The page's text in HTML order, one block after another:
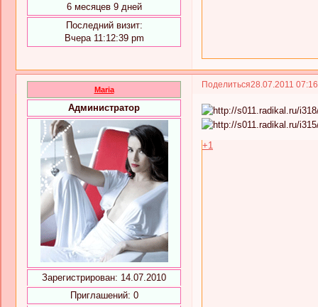
6 месяцев 9 дней
Последний визит:
Вчера 11:12:39 pm
Поделиться28.07.2011
Maria
Администратор
Зарегистрирован: 14.07.2010
Приглашений: 0
+1